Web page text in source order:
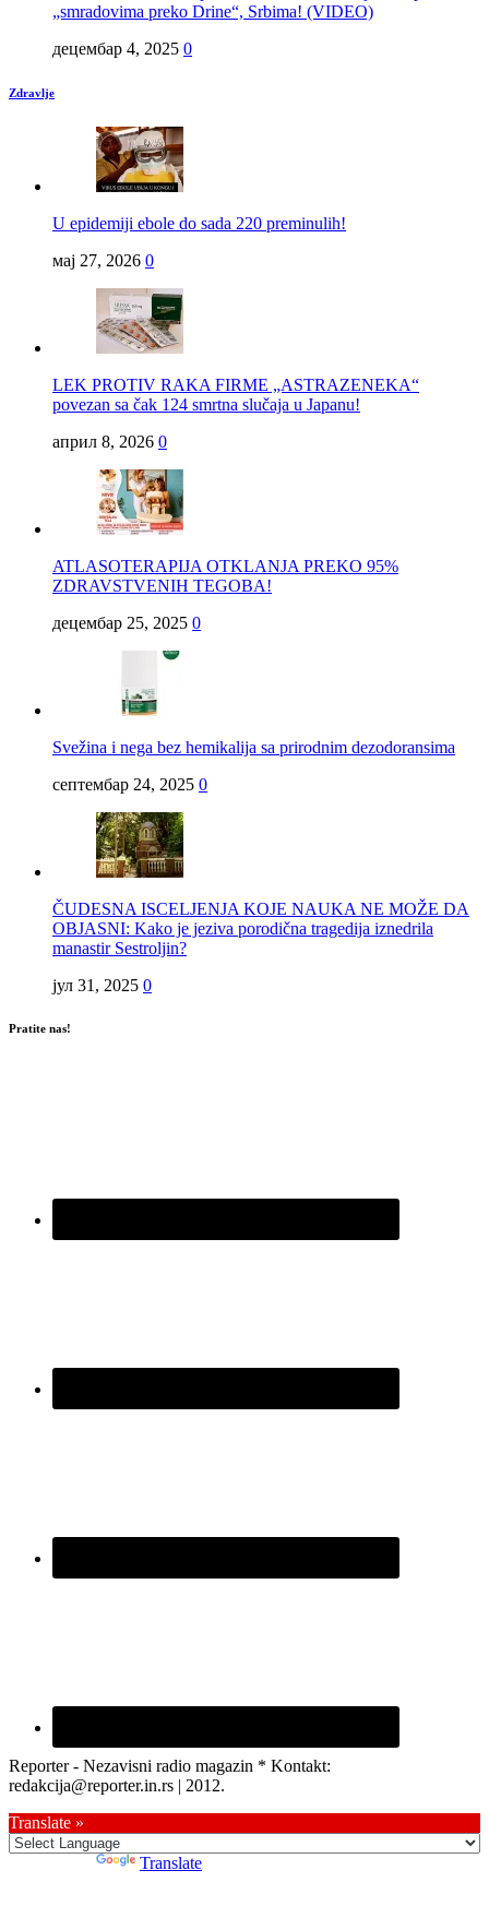
„smradovima preko Drine“, Srbima! (VIDEO)
децембар 4, 2025 0
Zdravlje
U epidemiji ebole do sada 220 preminulih!
мај 27, 2026 0
LEK PROTIV RAKA FIRME „ASTRAZENEKA“
povezan sa čak 124 smrtna slučaja u Japanu!
април 8, 2026 0
ATLASOTERAPIJA OTKLANJA PREKO 95%
ZDRAVSTVENIH TEGOBA!
децембар 25, 2025 0
Svežina i nega bez hemikalija sa prirodnim dezodoransima
септембар 24, 2025 0
ČUDESNA ISCELJENJA KOJE NAUKA NE MOŽE DA
OBJASNI: Kako je jeziva porodična tragedija iznedrila
manastir Sestroljin?
јул 31, 2025 0
Pratite nas!
Reporter - Nezavisni radio magazin * Kontakt:
redakcija@reporter.in.rs | 2012.
Translate »
Translate